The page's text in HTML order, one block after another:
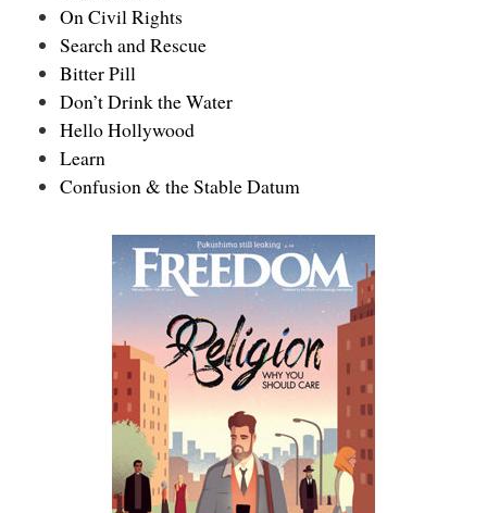
On Civil Rights
Search and Rescue
Bitter Pill
Don’t Drink the Water
Hello Hollywood
Learn
Confusion & the Stable Datum